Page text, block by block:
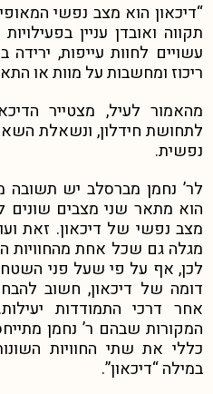
“דיכאון הוא מצב נפשי
תקווה ואובדן עניין
עשויים לחוות עייפות, ירידה
ריכוז ומחשבות על מוות או
מהאמור לעיל, מצטייר
לתחושת חידלון, ונשאלת
נפשית.
לר’ נחמן מברסלב יש תשובה
הוא מתאר שני מצבים שונים
מצב נפשי של דיכאון. זאת
מגלה גם שכל אחת מהחוויות
לכן, אף על פי שעל פני השטח
דומה של דיכאון, חשוב
אחר דרכי התמודדות
המקורות שבהם ר’ נחמן
כללי את שתי החוויות
במילה “דיכאון”.